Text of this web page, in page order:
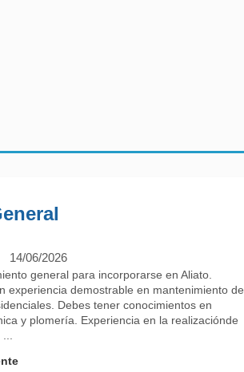
14/06/2026
general para incorporarse en Aliato.
experiencia demostrable en mantenimiento de
Debes tener conocimientos en
y plomería. Experiencia en la realizaciónde